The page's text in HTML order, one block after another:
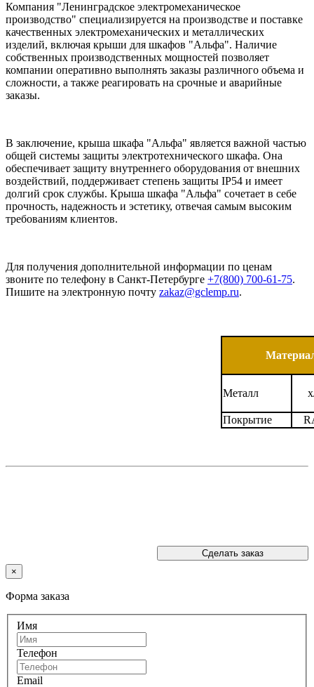
Компания "Ленинградское электромеханическое
производство" специализируется на производстве и поставке
качественных электромеханических и металлических
изделий, включая крыши для шкафов "Альфа". Наличие
собственных производственных мощностей позволяет
компании оперативно выполнять заказы различного объема и
сложности, а также реагировать на срочные и аварийные
заказы.
В заключение, крыша шкафа "Альфа" является важной частью
общей системы защиты электротехнического шкафа. Она
обеспечивает защиту внутреннего оборудования от внешних
воздействий, поддерживает степень защиты IP54 и имеет
долгий срок службы. Крыша шкафа "Альфа" сочетает в себе
прочность, надежность и эстетику, отвечая самым высоким
требованиям клиентов.
Для получения дополнительной информации по ценам
звоните по телефону в Санкт-Петербурге +7(800) 700-61-75.
Пишите на электронную почту zakaz@gclemp.ru.
Металл
Покрытие
Сделать заказ
×
Форма заказа
Имя
Телефон
Email